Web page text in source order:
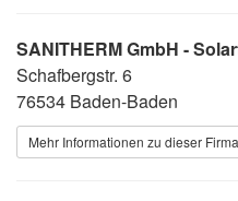
SANITHERM GmbH -
Schafbergstr. 6
76534 Baden-Baden
Mehr Informationen zu dieser Firma